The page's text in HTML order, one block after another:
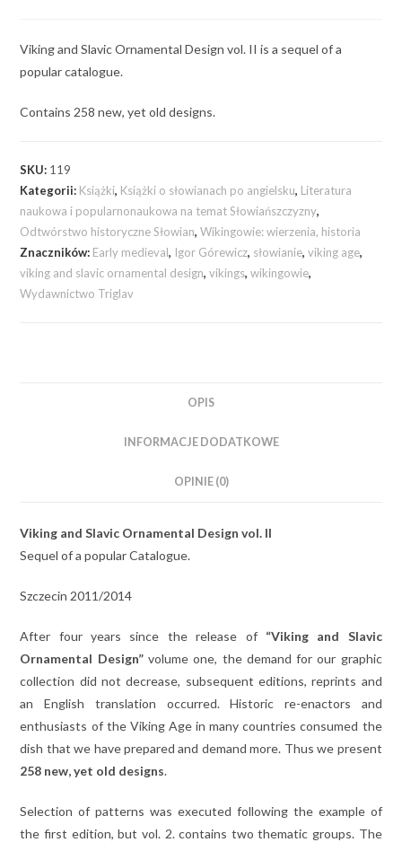
Viking and Slavic Ornamental Design vol. II is a sequel of a
popular catalogue.
Contains 258 new, yet old designs.
SKU: 119
Kategorii: Książki, Książki o słowianach po angielsku, Literatura
naukowa i popularnonaukowa na temat Słowiańszczyzny,
Odtwórstwo historyczne Słowian,Wikingowie: wierzenia, historia
Znaczników: Early medieval, Igor Górewicz, słowianie,viking age,
viking and slavic ornamental design,vikings,wikingowie,
Wydawnictwo Triglav
OPIS
INFORMACJE DODATKOWE
OPINIE (0)
Viking and Slavic Ornamental Design vol. II
Sequel of a popular Catalogue.
Szczecin 2011/2014
After four years since the release of “Viking and Slavic
Ornamental Design”volume one, the demand for our graphic
collection did not decrease, subsequent editions, reprints and
an English translation occurred. Historic re-enactors and
enthusiasts of the Viking Age in many countries consumed the
dish that we have prepared and demand more. Thus we present
258 new, yet old designs.
Selection of patterns was executed following the example of
the first edition, but vol. 2. contains two thematic groups. The